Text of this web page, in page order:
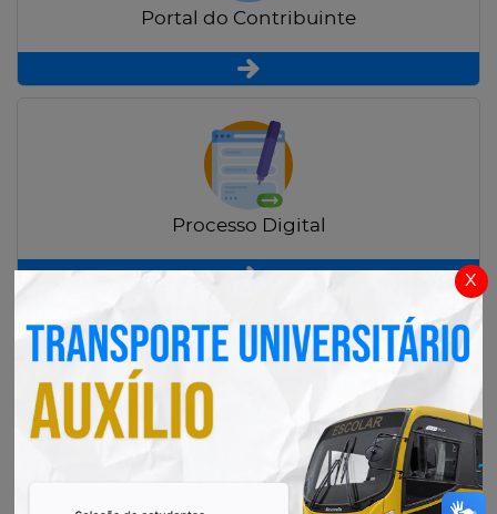
x
Portal do Contribuinte
Processo Digital
Radar Transparência Pública